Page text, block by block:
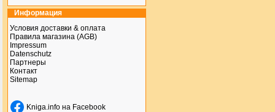
Информация
Условия доставки & оплата
Правила магазина (AGB)
Impressum
Datenschutz
Партнеры
Контакт
Sitemap
Kniga.info на Facebook